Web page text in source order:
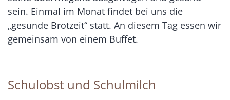
sein. Einmal im Monat findet bei uns die
„gesunde Brotzeit“ statt. An diesem Tag essen wir
gemeinsam von einem Buffet.
Schulobst und Schulmilch